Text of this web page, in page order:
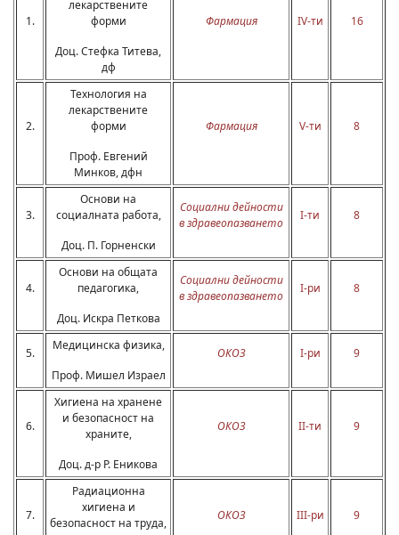
1.
лекарствените
форми
Доц. Стефка Титева,
дф
Фармация IV-ти 16
2.
Технология на
лекарствените
форми
Проф. Евгений
Минков, дфн
Фармация V-ти 8
3.
Основи на
социалната работа,
Доц. П. Горненски
Социални дейности
в здравеопазването
I-ти 8
4.
Основи на общата
педагогика,
Доц. Искра Петкова
Социални дейности
в здравеопазването
I-ри 8
5.
Медицинска физика,
Проф. Мишел Израел
ОКОЗ I-ри 9
6.
Хигиена на хранене
и безопасност на
храните,
Доц. д-р Р. Еникова
ОКОЗ II-ти 9
7.
Радиационна
хигиена и
безопасност на труда,
ОКОЗ III-ри 9